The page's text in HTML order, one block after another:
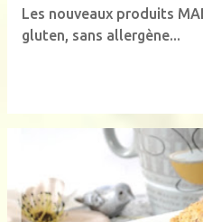
Les nouveaux produits
gluten, sans allergène...